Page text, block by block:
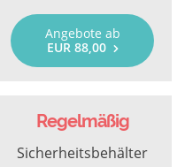
Angebote ab
EUR 88,00
Regelmäßig
Sicherheitsbehälter